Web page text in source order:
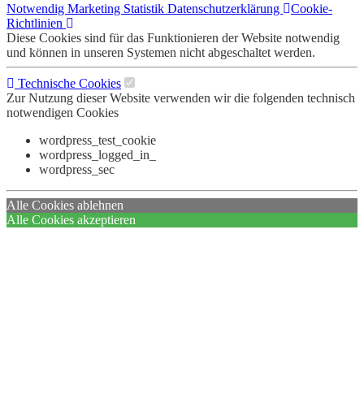
Notwendig Marketing Statistik Datenschutzerklärung
Cookie-
Richtlinien
Diese Cookies sind für das Funktionieren der Website notwendig
und können in unseren Systemen nicht abgeschaltet werden.
Technische Cookies
Zur Nutzung dieser Website verwenden wir die folgenden technisch
notwendigen Cookies
wordpress_test_cookie
wordpress_logged_in_
wordpress_sec
Alle Cookies ablehnen
Alle Cookies akzeptieren